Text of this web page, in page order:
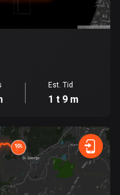
Est. Tid
1 t 9 m